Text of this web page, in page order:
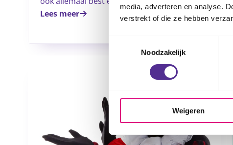
media, adverteren en analyse.
verstrekt of die ze hebben
Noodzakelijk
Weigeren
Lees meer